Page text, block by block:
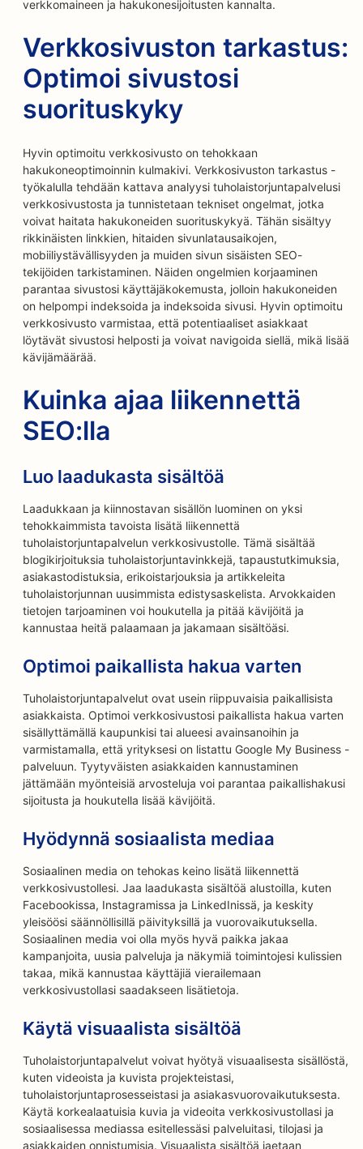
verkkomaineen ja hakukonesijoitusten kannalta.
Verkkosivuston tarkastus:
Optimoi sivustosi
suorituskyky
Hyvin optimoitu verkkosivusto on tehokkaan
hakukoneoptimoinnin kulmakivi. Verkkosivuston tarkastus -
työkalulla tehdään kattava analyysi tuholaistorjuntapalvelusi
verkkosivustosta ja tunnistetaan tekniset ongelmat, jotka
voivat haitata hakukoneiden suorituskykyä. Tähän sisältyy
rikkinäisten linkkien, hitaiden sivunlatausaikojen,
mobiiliystävällisyyden ja muiden sivun sisäisten SEO-
tekijöiden tarkistaminen. Näiden ongelmien korjaaminen
parantaa sivustosi käyttäjäkokemusta, jolloin hakukoneiden
on helpompi indeksoida ja indeksoida sivusi. Hyvin optimoitu
verkkosivusto varmistaa, että potentiaaliset asiakkaat
löytävät sivustosi helposti ja voivat navigoida siellä, mikä lisää
kävijämäärää.
Kuinka ajaa liikennettä
SEO:lla
Luo laadukasta sisältöä
Laadukkaan ja kiinnostavan sisällön luominen on yksi
tehokkaimmista tavoista lisätä liikennettä
tuholaistorjuntapalvelun verkkosivustolle. Tämä sisältää
blogikirjoituksia tuholaistorjuntavinkkejä, tapaustutkimuksia,
asiakastodistuksia, erikoistarjouksia ja artikkeleita
tuholaistorjunnan uusimmista edistysaskelista. Arvokkaiden
tietojen tarjoaminen voi houkutella ja pitää kävijöitä ja
kannustaa heitä palaamaan ja jakamaan sisältöäsi.
Optimoi paikallista hakua varten
Tuholaistorjuntapalvelut ovat usein riippuvaisia paikallisista
asiakkaista. Optimoi verkkosivustosi paikallista hakua varten
sisällyttämällä kaupunkisi tai alueesi avainsanoihin ja
varmistamalla, että yrityksesi on listattu Google My Business -
palveluun. Tyytyväisten asiakkaiden kannustaminen
jättämään myönteisiä arvosteluja voi parantaa paikallishakusi
sijoitusta ja houkutella lisää kävijöitä.
Hyödynnä sosiaalista mediaa
Sosiaalinen media on tehokas keino lisätä liikennettä
verkkosivustollesi. Jaa laadukasta sisältöä alustoilla, kuten
Facebookissa, Instagramissa ja LinkedInissä, ja keskity
yleisöösi säännöllisillä päivityksillä ja vuorovaikutuksella.
Sosiaalinen media voi olla myös hyvä paikka jakaa
kampanjoita, uusia palveluja ja näkymiä toimintojesi kulissien
takaa, mikä kannustaa käyttäjiä vierailemaan
verkkosivustollasi saadakseen lisätietoja.
Käytä visuaalista sisältöä
Tuholaistorjuntapalvelut voivat hyötyä visuaalisesta sisällöstä,
kuten videoista ja kuvista projekteistasi,
tuholaistorjuntaprosesseistasi ja asiakasvuorovaikutuksesta.
Käytä korkealaatuisia kuvia ja videoita verkkosivustollasi ja
sosiaalisessa mediassa esitellessäsi palveluitasi, tilojasi ja
asiakkaiden onnistumisia. Visuaalista sisältöä jaetaan